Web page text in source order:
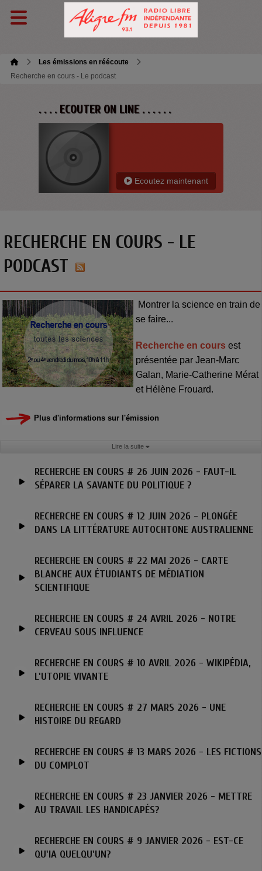
Les émissions en réécoute
Recherche en cours - Le podcast
. . . . ECOUTER ON LINE . . . . . .
Ecoutez maintenant
RECHERCHE EN COURS - LE
PODCAST
Montrer la science en train de
se faire...
Recherche en cours est
présentée par Jean-Marc
Galan, Marie-Catherine Mérat
et Hélène Frouard.
Plus d'informations sur l'émission
Lire la suite
RECHERCHE EN COURS # 26 JUIN 2026 - FAUT-IL
SÉPARER LA SAVANTE DU POLITIQUE ?
RECHERCHE EN COURS # 12 JUIN 2026 - PLONGÉE
DANS LA LITTÉRATURE AUTOCHTONE AUSTRALIENNE
RECHERCHE EN COURS # 22 MAI 2026 - CARTE
BLANCHE AUX ÉTUDIANTS DE MÉDIATION
SCIENTIFIQUE
RECHERCHE EN COURS # 24 AVRIL 2026 - NOTRE
CERVEAU SOUS INFLUENCE
RECHERCHE EN COURS # 10 AVRIL 2026 - WIKIPÉDIA,
L'UTOPIE VIVANTE
RECHERCHE EN COURS # 27 MARS 2026 - UNE
HISTOIRE DU REGARD
RECHERCHE EN COURS # 13 MARS 2026 - LES FICTIONS
DU COMPLOT
RECHERCHE EN COURS # 23 JANVIER 2026 - METTRE
AU TRAVAIL LES HANDICAPÉS?
RECHERCHE EN COURS # 9 JANVIER 2026 - EST-CE
QU'IA QUELQU'UN?